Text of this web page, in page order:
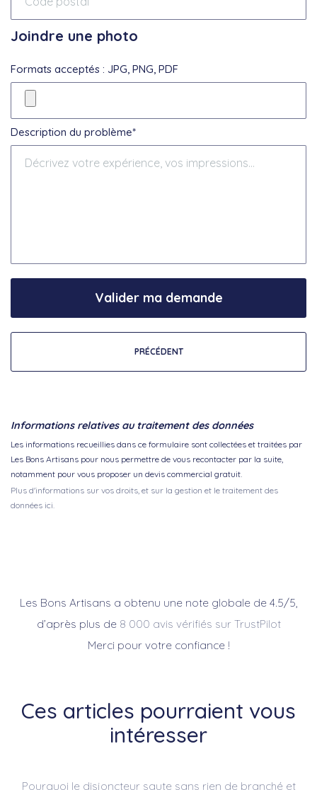
Joindre une photo
Formats acceptés : JPG, PNG, PDF
Description du problème*
PRÉCÉDENT
Valider ma demande
Informations relatives au traitement des données
Les informations recueillies dans ce formulaire sont collectées et traitées par
Les Bons Artisans pour nous permettre de vous recontacter par la suite,
notamment pour vous proposer un devis commercial gratuit.
Plus d'informations sur vos droits, et sur la gestion et le traitement des
données ici.
Les Bons Artisans a obtenu une note globale de 4.5/5,
d’après plus de 8 000 avis vérifiés sur TrustPilot
Merci pour votre confiance !
Ces articles pourraient vous
intéresser
Pourquoi le disjoncteur saute sans rien de branché et